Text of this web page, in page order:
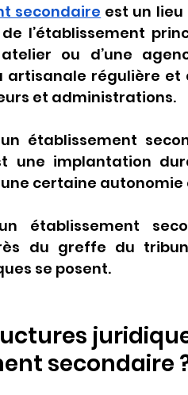
secondaire est un
l’établissement
atelier ou d’une
artisanale régulière
et administrations.
établissement
une implantation
certaine
établissement
du greffe du
se posent.
secondaire